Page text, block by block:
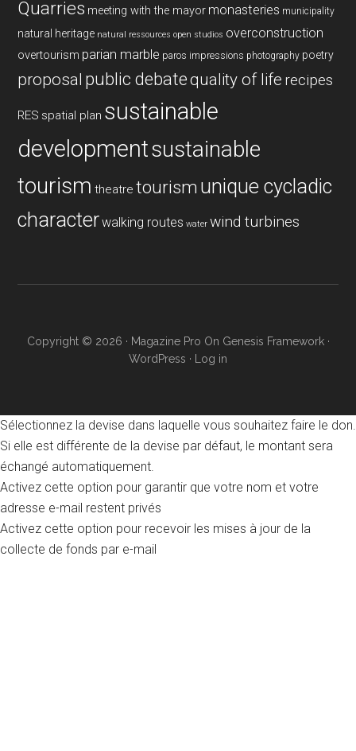
Quarries meeting with the mayor monasteries municipality
natural heritage natural ressources open studios overconstruction
overtourism parian marble paros impressions photography poetry
proposal public debatequality of life recipes
RES spatial plan sustainable
developmentsustainable
tourism theatre tourism unique cycladic
characterwalking routes water wind turbines
Copyright © 2026 · Magazine Pro On Genesis Framework·
WordPress · Log in
Sélectionnez la devise dans laquelle vous souhaitez faire le don.
Si elle est différente de la devise par défaut, le montant sera
échangé automatiquement.
Activez cette option pour garantir que votre nom et votre
adresse e-mail restent privés
Activez cette option pour recevoir les mises à jour de la
collecte de fonds par e-mail